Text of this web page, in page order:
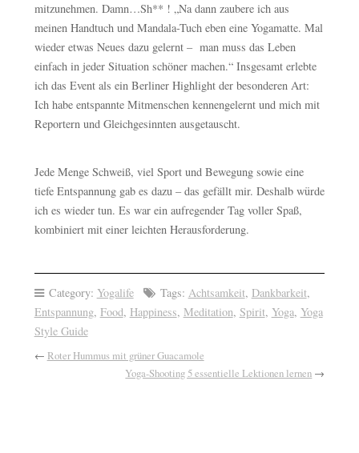
mitzunehmen. Damn…Sh** ! „Na dann zaubere ich aus
meinen Handtuch und Mandala-Tuch eben eine Yogamatte. Mal
wieder etwas Neues dazu gelernt – man muss das Leben
einfach in jeder Situation schöner machen.“ Insgesamt erlebte
ich das Event als ein Berliner Highlight der besonderen Art:
Ich habe entspannte Mitmenschen kennengelernt und mich mit
Reportern und Gleichgesinnten ausgetauscht.
Jede Menge Schweiß, viel Sport und Bewegung sowie eine
tiefe Entspannung gab es dazu – das gefällt mir. Deshalb würde
ich es wieder tun. Es war ein aufregender Tag voller Spaß,
kombiniert mit einer leichten Herausforderung.
Category: Yogalife Tags: Achtsamkeit, Dankbarkeit,
Entspannung, Food, Happiness, Meditation, Spirit, Yoga, Yoga
Style Guide
← Roter Hummus mit grüner Guacamole
Yoga-Shooting 5 essentielle Lektionen lernen →